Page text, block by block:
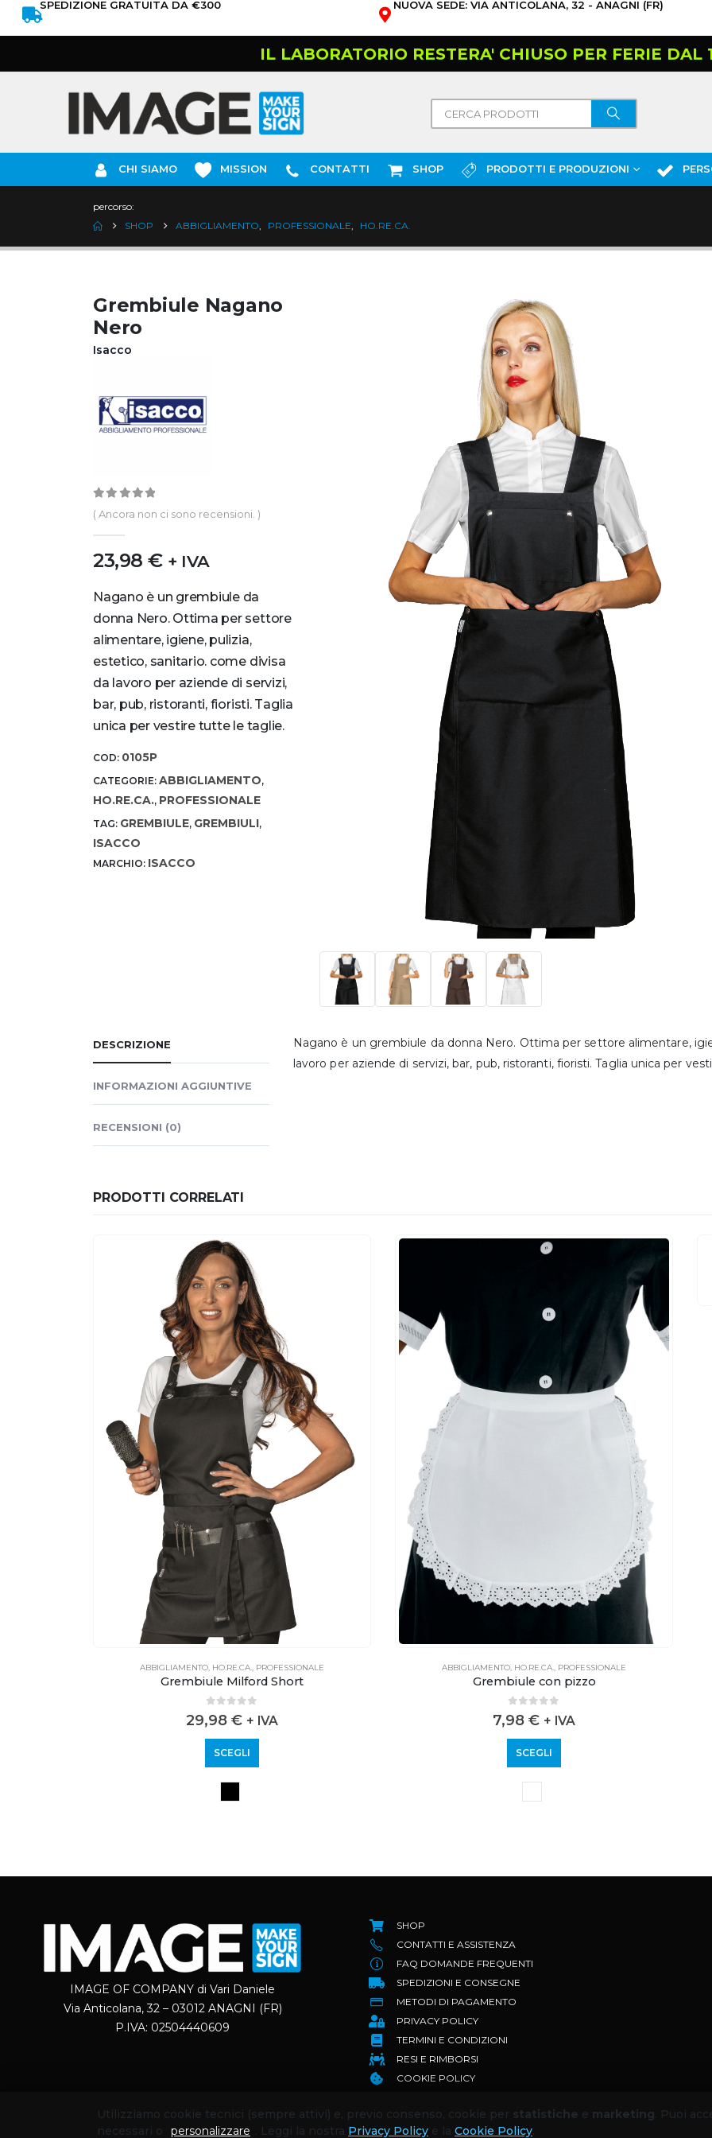
SPEDIZIONE GRATUITA DA €300 NUOVA SEDE: VIA ANTICOLANA, 32 - ANAGNI (FR)
IL LABORATORIO RESTERA' CHIUSO PER FERIE DAL
CHI SIAMO MISSION CONTATTI SHOP PRODOTTI E PRODUZIONI
percorso:
SHOP
ABBIGLIAMENTO, PROFESSIONALE, HO.RE.CA.
Grembiule Nagano
Nero
Isacco
0out of 5
( Ancora non ci sono recensioni. )
23,98€ + IVA
Nagano è un grembiule da
donna Nero. Ottima per settore
alimentare, igiene, pulizia,
estetico, sanitario. come divisa
da lavoro per aziende di servizi,
bar, pub, ristoranti, fioristi. Taglia
unica per vestire tutte le taglie.
COD: 0105P
CATEGORIE: ABBIGLIAMENTO,
HO.RE.CA., PROFESSIONALE
TAG: GREMBIULE, GREMBIULI,
ISACCO
MARCHIO: ISACCO
DESCRIZIONE
INFORMAZIONI AGGIUNTIVE
RECENSIONI (0)
Nagano è un grembiule da donna Nero. Ottima per settore alimentare,
lavoro per aziende di servizi, bar, pub, ristoranti, fioristi. Taglia unica per
PRODOTTI CORRELATI
ABBIGLIAMENTO, HO.RE.CA., PROFESSIONALE
Grembiule Milford Short
0out of 5
29,98 € + IVA
SCEGLI
ABBIGLIAMENTO, HO.RE.CA., PROFESSIONALE
Grembiule con pizzo
0 out of 5
7,98 € + IVA
SCEGLI
IMAGE OF COMPANY di Vari Daniele
Via Anticolana, 32 – 03012 ANAGNI (FR)
P.IVA: 02504440609
SHOP
CONTATTI E ASSISTENZA
FAQ DOMANDE FREQUENTI
SPEDIZIONI E CONSEGNE
METODI DI PAGAMENTO
PRIVACY POLICY
TERMINI E CONDIZIONI
RESI E RIMBORSI
COOKIE POLICY
Utilizziamo cookie tecnici (sempre attivi) e, previo consenso, cookie per statistiche e marketing. Puoi
necessari o
personalizzare . Leggi la nostra Privacy Policy e la Cookie Policy.